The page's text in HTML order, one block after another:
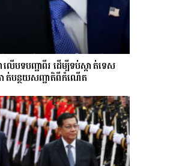
បទបញ្ជាពីរ ដើម្បីទប់ស្កាត់ទេស​
បន្ថយសញ្ជាតិពីកំណើត